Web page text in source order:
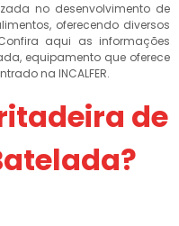
no desenvolvimento de
oferecendo diversos
aqui as informações
equipamento que oferece
na INCALFER.
de